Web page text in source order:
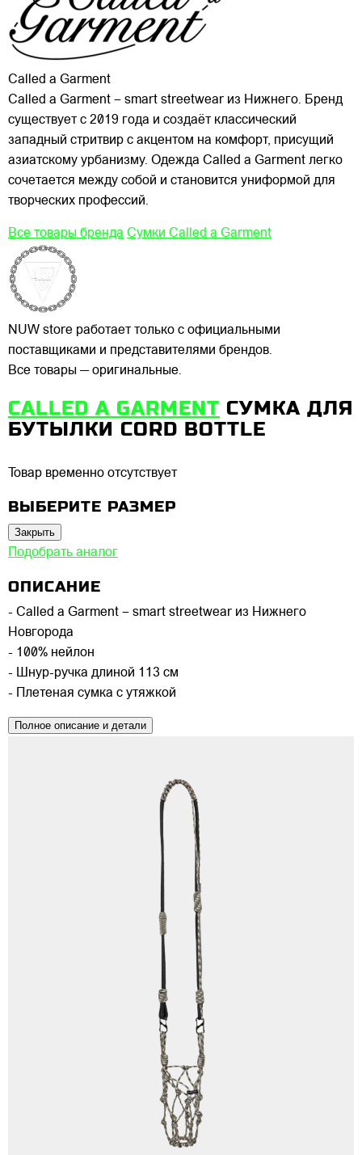
Called a Garment
Called a Garment – smart streetwear из Нижнего. Бренд
существует с 2019 года и создаёт классический
западный стритвир с акцентом на комфорт, присущий
азиатскому урбанизму. Одежда Called a Garment легко
сочетается между собой и становится униформой для
творческих профессий.
Все товары бренда Сумки Called a Garment
NUW store работает только с официальными
поставщиками и представителями брендов.
Все товары — оригинальные.
CALLED A GARMENT СУМКА ДЛЯ
БУТЫЛКИ CORD BOTTLE
Товар временно отсутствует
ВЫБЕРИТЕ РАЗМЕР
Закрыть
Подобрать аналог
ОПИСАНИЕ
- Called a Garment – smart streetwear из Нижнего
Новгорода
- 100% нейлон
- Шнур-ручка длиной 113 см
- Плетеная сумка с утяжкой
Полное описание и детали